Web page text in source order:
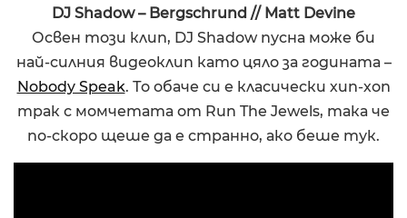
DJ Shadow – Bergschrund // Matt Devine
Освен този клип, DJ Shadow пусна може би
най-силния видеоклип като цяло за годината –
Nobody Speak. То обаче си е класически хип-хоп
трак с момчетата от Run The Jewels, така че
по-скоро щеше да е странно, ако беше тук.